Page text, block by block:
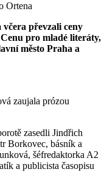
Ortena
převzali ceny
pro mladé literáty,
město Praha a
zaujala prózou
zasedli Jindřich
Borkovec, básník a
šéfredaktorka A2
a publicista časopisu